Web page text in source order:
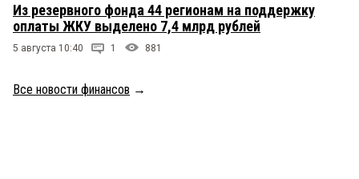
Из резервного фонда 44 регионам на поддержку
оплаты ЖКУ выделено 7,4 млрд рублей
5 августа 10:40 1 881
Все новости финансов →